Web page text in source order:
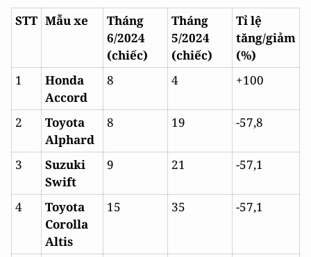
STT Mẫu xe
Tháng
6/2024
(chiếc)
Tháng
5/2024
(chiếc)
Tỉ lệ
tăng/giảm
(%)
1
Honda
Accord
8 4 +100
2
Toyota
Alphard
8 19 -57,8
3
Suzuki
Swift
9 21 -57,1
4
Toyota
Corolla
Altis
15 35 -57,1